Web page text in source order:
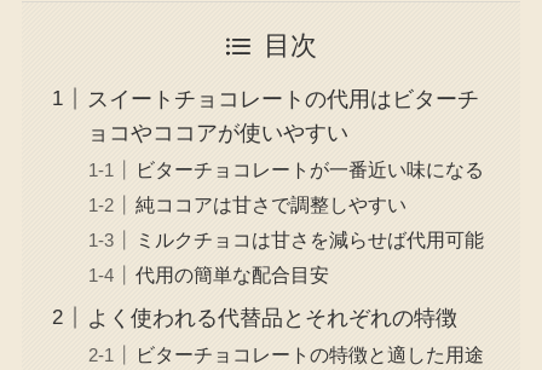
目次
スイートチョコレートの代用はビターチ
ョコやココアが使いやすい
ビターチョコレートが一番近い味になる
純ココアは甘さで調整しやすい
ミルクチョコは甘さを減らせば代用可能
代用の簡単な配合目安
よく使われる代替品とそれぞれの特徴
ビターチョコレートの特徴と適した用途